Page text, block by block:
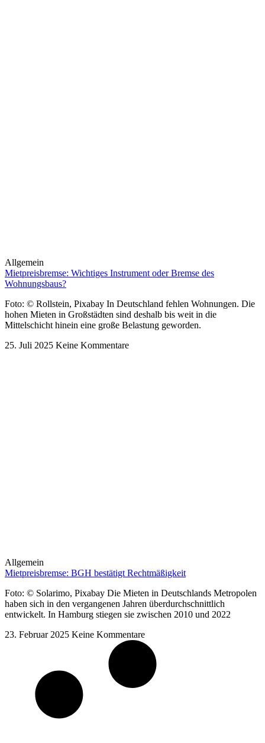
Allgemein
Mietpreisbremse: Wichtiges Instrument oder Bremse des
Wohnungsbaus?
Foto: © Rollstein, Pixabay In Deutschland fehlen Wohnungen. Die
hohen Mieten in Großstädten sind deshalb bis weit in die
Mittelschicht hinein eine große Belastung geworden.
25. Juli 2025 Keine Kommentare
Allgemein
Mietpreisbremse: BGH bestätigt Rechtmäßigkeit
Foto: © Solarimo, Pixabay Die Mieten in Deutschlands Metropolen
haben sich in den vergangenen Jahren überdurchschnittlich
entwickelt. In Hamburg stiegen sie zwischen 2010 und 2022
23. Februar 2025 Keine Kommentare